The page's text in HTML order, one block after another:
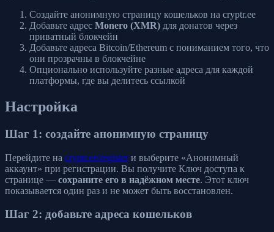
Создайте анонимную страницу кошельков на cryptr.ee
Добавьте адрес Monero (XMR) для донатов через
приватный блокчейн
Добавьте адреса Bitcoin/Ethereum с пониманием того, что
они прозрачны в блокчейне
Опционально используйте разные адреса для каждой
платформы, где вы делитесь ссылкой
Настройка
Шаг 1: создайте анонимную страницу
Перейдите на cryptr.ee/registerи выберите «Анонимный
аккаунт» при регистрации. Вы получите Ключ доступа к
странице — сохраните его в надёжном месте. Этот ключ
показывается один раз и не может быть восстановлен.
Шаг 2: добавьте адреса кошельков